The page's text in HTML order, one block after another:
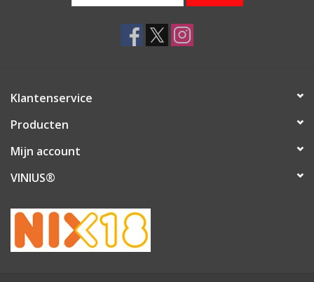
Klantenservice
Producten
Mijn account
VINIUS®